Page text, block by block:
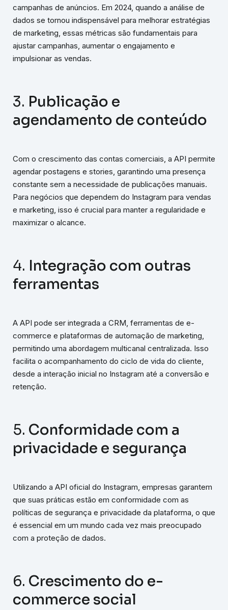
campanhas de anúncios. Em 2024, quando a análise de
dados se tornou indispensável para melhorar estratégias
de marketing, essas métricas são fundamentais para
ajustar campanhas, aumentar o engajamento e
impulsionar as vendas.
3. Publicação e
agendamento de conteúdo
Com o crescimento das contas comerciais, a API permite
agendar postagens e stories, garantindo uma presença
constante sem a necessidade de publicações manuais.
Para negócios que dependem do Instagram para vendas
e marketing, isso é crucial para manter a regularidade e
maximizar o alcance.
4. Integração com outras
ferramentas
A API pode ser integrada a CRM, ferramentas de e-
commerce e plataformas de automação de marketing,
permitindo uma abordagem multicanal centralizada. Isso
facilita o acompanhamento do ciclo de vida do cliente,
desde a interação inicial no Instagram até a conversão e
retenção.
5. Conformidade com a
privacidade e segurança
Utilizando a API oficial do Instagram, empresas garantem
que suas práticas estão em conformidade com as
políticas de segurança e privacidade da plataforma, o que
é essencial em um mundo cada vez mais preocupado
com a proteção de dados.
6. Crescimento do e-
commerce social